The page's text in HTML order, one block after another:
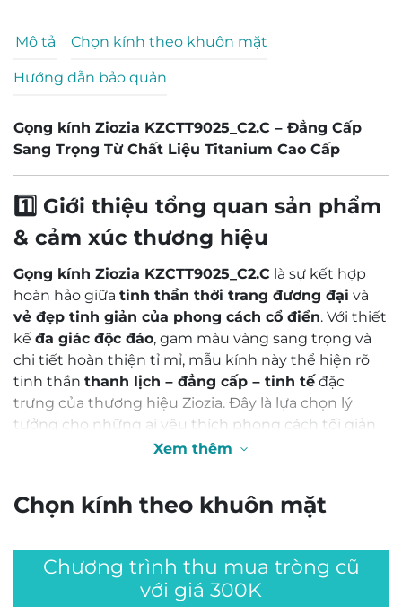
Mô tả Chọn kính theo khuôn mặt
Hướng dẫn bảo quản
Gọng kính Ziozia KZCTT9025_C2.C – Đẳng Cấp
Sang Trọng Từ Chất Liệu Titanium Cao Cấp
1️⃣ Giới thiệu tổng quan sản phẩm
& cảm xúc thương hiệu
Gọng kính Ziozia KZCTT9025_C2.C là sự kết hợp
hoàn hảo giữa tinh thần thời trang đương đại và
vẻ đẹp tinh giản của phong cách cổ điển. Với thiết
kế đa giác độc đáo, gam màu vàng sang trọng và
chi tiết hoàn thiện tỉ mỉ, mẫu kính này thể hiện rõ
tinh thần thanh lịch – đẳng cấp – tinh tế đặc
trưng của thương hiệu Ziozia. Đây là lựa chọn lý
tưởng cho những ai yêu thích phong cách tối giản
nhưng muốn tạo dấu ấn cá nhân nổi bật.
2️⃣ Chất liệu & công nghệ chế tác
Ziozia KZCTT9025_C2.Cchinh phục người dùng
trọng lượng siêu nhẹ, độ bền vượt trội và
khả năng chống ăn mòn tuyệt vời. Titanium là vật
Xem thêm
Chọn kính theo khuôn mặt
Chương trình thu mua tròng cũ
với giá 300K